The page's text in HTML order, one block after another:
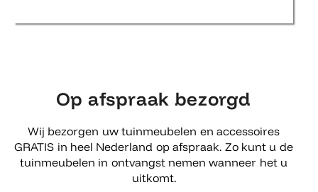
Op afspraak bezorgd
Wij bezorgen uw tuinmeubelen en accessoires
GRATIS in heel Nederland op afspraak. Zo kunt u de
tuinmeubelen in ontvangst nemen wanneer het u
uitkomt.